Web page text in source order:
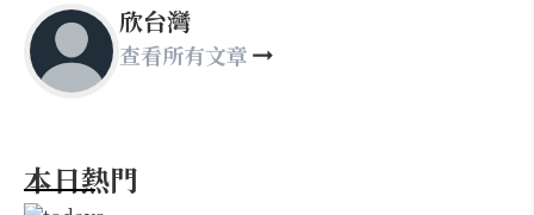
欣台灣
查看所有文章
本日熱門